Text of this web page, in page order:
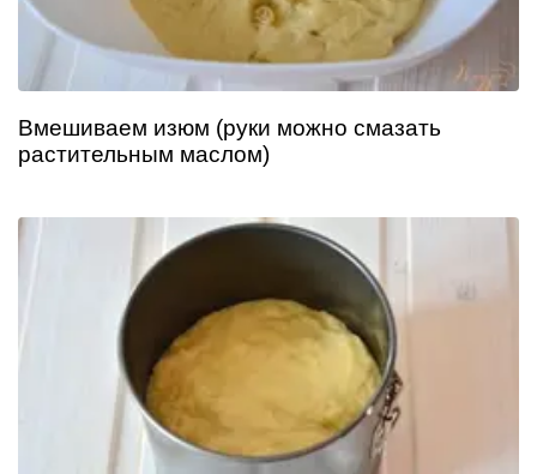
Вмешиваем изюм (руки можно смазать
растительным маслом)